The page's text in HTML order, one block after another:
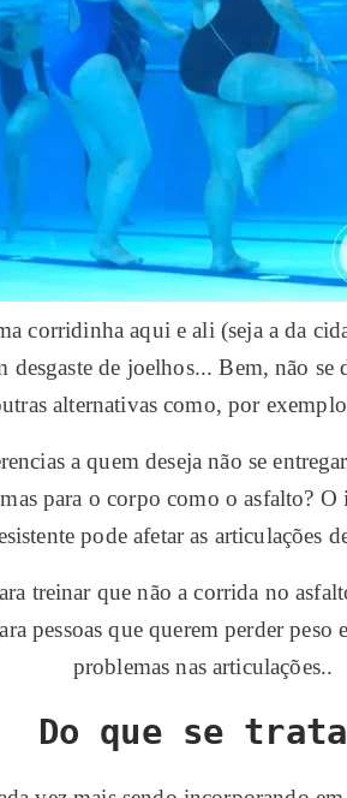
corridinha aqui e ali (seja a da
de joelhos... Bem, não
alternativas como, por
a quem deseja não se
para o corpo como o asfalto?
pode afetar as articulações
treinar que não a corrida no
pessoas que querem perder peso
problemas nas articulações..
Do que se